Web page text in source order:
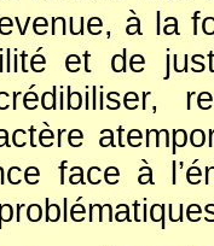
à la
et de
face à